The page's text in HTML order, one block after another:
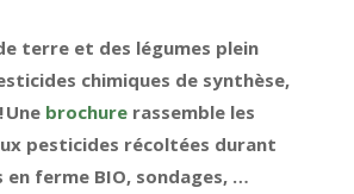
terre et des légumes plein
chimiques de synthèse,
Une brochure rassemble les
pesticides récoltées durant
en ferme BIO, sondages, …